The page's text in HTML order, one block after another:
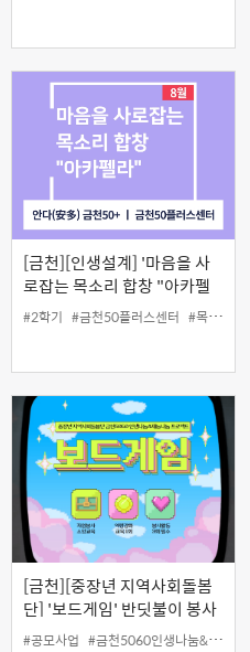
[금천][인생설계] '마음을 사
로잡는 목소리 합창 "아카펠
라"'
#2학기 #금천50플러스센터 #목소리
[금천][중장년 지역사회돌봄
단] '보드게임' 반딧불이 봉사
단
#공모사업 #금천5060인생나눔&재능나눔프로젝트